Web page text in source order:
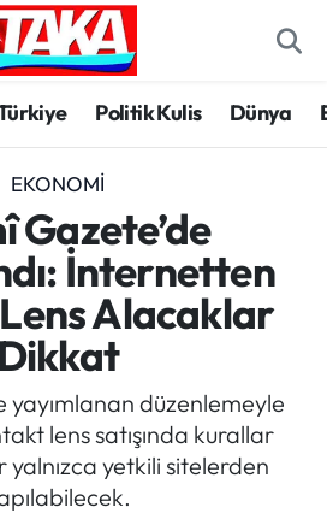
Politik Kulis Dünya
EKONOMI
Gazete’de
İnternetten
Alacaklar
Dikkat
yayımlanan düzenlemeyle
lens satışında kurallar
yalnızca yetkili sitelerden
Haritası
ve Fikstür